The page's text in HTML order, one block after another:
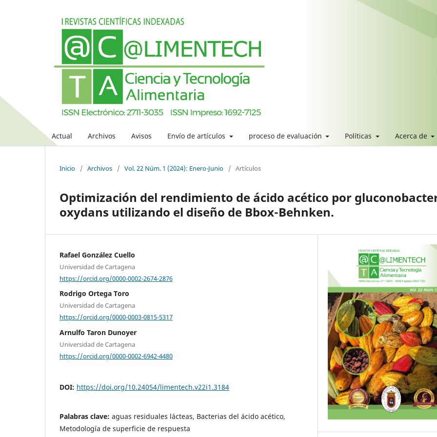
Actual Archivos Avisos Envío de artículos proceso de evaluación Políticas Acerca de
Inicio / Archivos / Vol. 22 Núm. 1 (2024): Enero-Junio / Artículos
Optimización del rendimiento de ácido acético por
oxydans utilizando el diseño de Bbox-Behnken.
Rafael González Cuello
Universidad de Cartagena
https://orcid.org/0000-0002-2674-2876
Rodrigo Ortega Toro
Universidad de Cartagena
https://orcid.org/0000-0003-0815-5317
Arnulfo Taron Dunoyer
Universidad de Cartagena
https://orcid.org/0000-0002-6942-4480
DOI: https://doi.org/10.24054/limentech.v22i1.3184
Palabras clave: aguas residuales lácteas, Bacterias del ácido acético,
Metodología de superficie de respuesta